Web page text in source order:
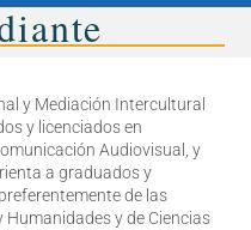
y Mediación Intercultural
y licenciados en
Audiovisual, y
a graduados y
de las
y de Ciencias